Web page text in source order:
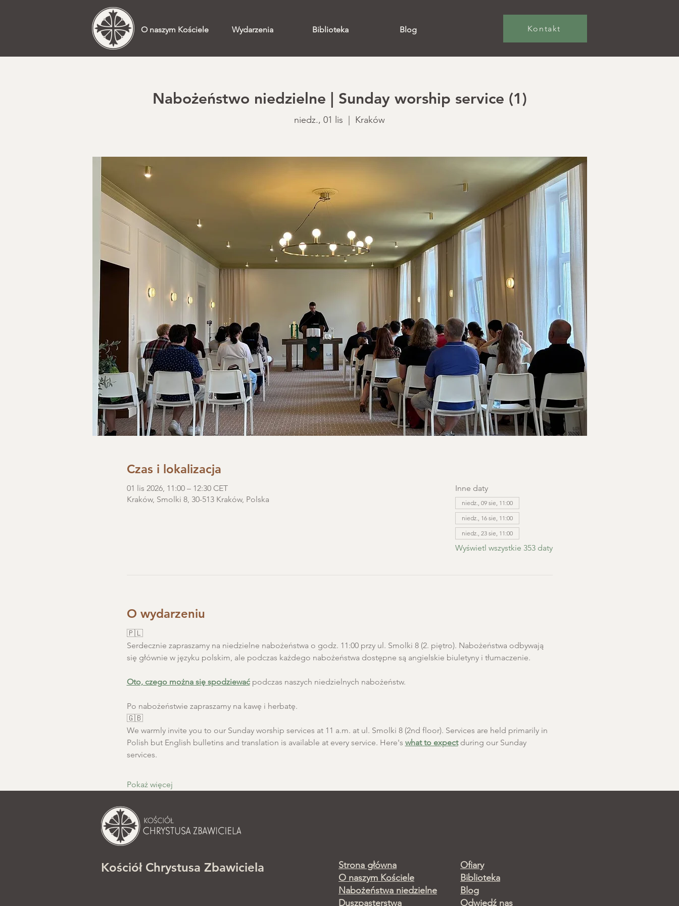
O naszym Kościele Wydarzenia Biblioteka Blog Kontakt
Nabożeństwo niedzielne | Sunday worship service (1)
niedz., 01 lis Kraków
Czas i lokalizacja
01 lis 2026, 11:00 – 12:30 CET
Kraków, Smolki 8, 30-513 Kraków, Polska
Inne daty
niedz., 09 sie, 11:00
niedz., 16 sie, 11:00
niedz., 23 sie, 11:00
Wyświetl wszystkie 353 daty
O wydarzeniu
🇵🇱
Serdecznie zapraszamy na niedzielne nabożeństwa o godz. 11:00 przy ul. Smolki 8 (2. piętro). Nabożeństwa odbywają
się głównie w języku polskim, ale podczas każdego nabożeństwa dostępne są angielskie biuletyny i tłumaczenie.
Oto, czego można się spodziewać podczas naszych niedzielnych nabożeństw.
Po nabożeństwie zapraszamy na kawę i herbatę.
🇬🇧
We warmly invite you to our Sunday worship services at 11 a.m. at ul. Smolki 8 (2nd floor). Services are held primarily in
Polish but English bulletins and translation is available at every service. Here's what to expect during our Sunday
services.
Pokaż więcej
Kościół Chrystusa Zbawiciela
Strona główna
O naszym Kościele
Nabożeństwa niedzielne
Duszpasterstwa
Ofiary
Biblioteka
Blog
Odwiedź nas